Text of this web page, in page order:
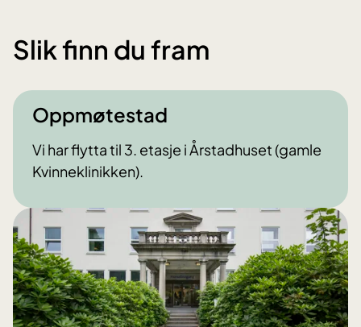
Slik finn du fram
Oppmøtestad
Vi har flytta til 3. etasje i Årstadhuset (gamle
Kvinneklinikken).